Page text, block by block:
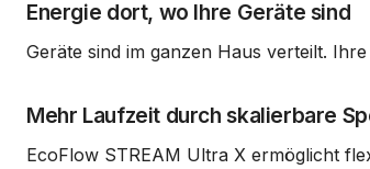
Energie dort, wo Ihre Geräte sind
Geräte sind im ganzen Haus verteilt.
Mehr Laufzeit durch skalierbare
EcoFlow STREAM Ultra X ermöglicht